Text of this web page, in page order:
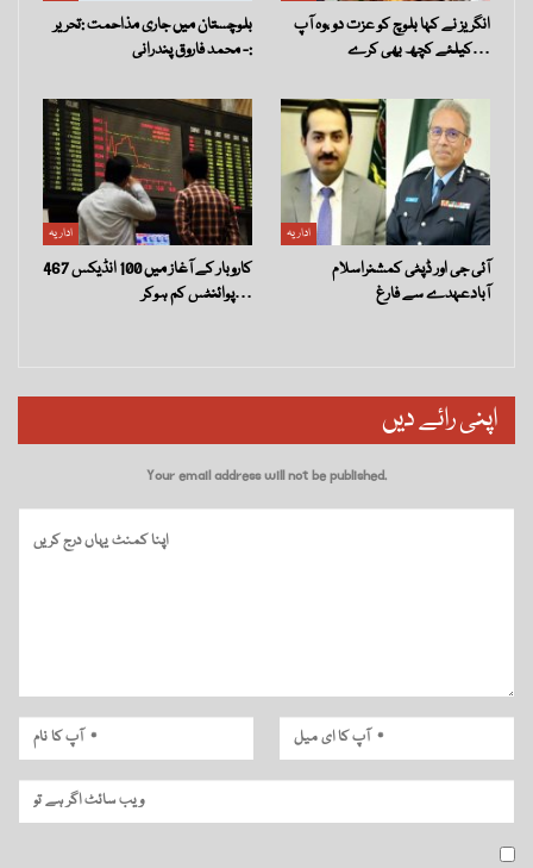
بلوچستان میں جاری مذاحمت :تحریر
:- محمد فاروق پندرانی
انگریز نے کہا بلوچ کو عزت دو ،وہ آپ
کیلئے کچھ بھی کرے…
اداریہ
کاروبار کے آغاز میں 100 انڈیکس 467
پوائنٹس کم ہوکر…
اداریہ
آئی جی اور ڈپٹی کمشنراسلام
آبادعہدے سے فارغ
اپنی رائے دیں
Your email address will not be published.